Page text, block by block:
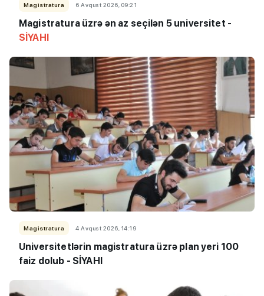
Magistratura 6 Avqust 2026, 09:21
Magistratura üzrə ən az seçilən 5 universitet -
SİYAHI
Magistratura 4 Avqust 2026, 14:19
Universitetlərin magistratura üzrə plan yeri 100
faiz dolub - SİYAHI